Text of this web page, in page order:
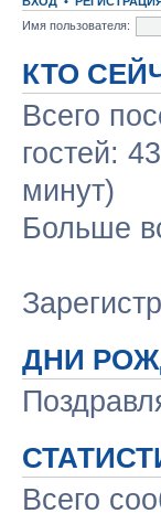
Имя пользователя:
КТО
Всего
гостей:
минут)
Больше
ДНИ
Всего